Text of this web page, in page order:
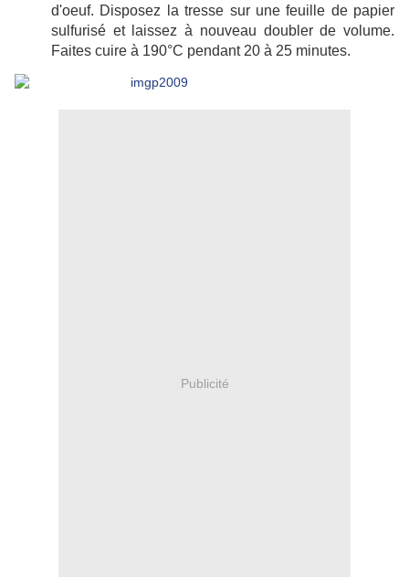
d'oeuf. Disposez la tresse sur une feuille de papier
sulfurisé et laissez à nouveau doubler de volume.
Faites cuire à 190°C pendant 20 à 25 minutes.
Publicité